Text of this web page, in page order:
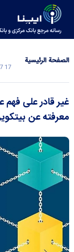
الصفحة الرئیسیة
17 November 2022 - 11:27
غير قادر على فهم
معرفته عن